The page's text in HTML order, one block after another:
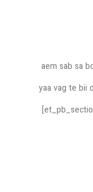
aem sab sa
yaa vag te bii